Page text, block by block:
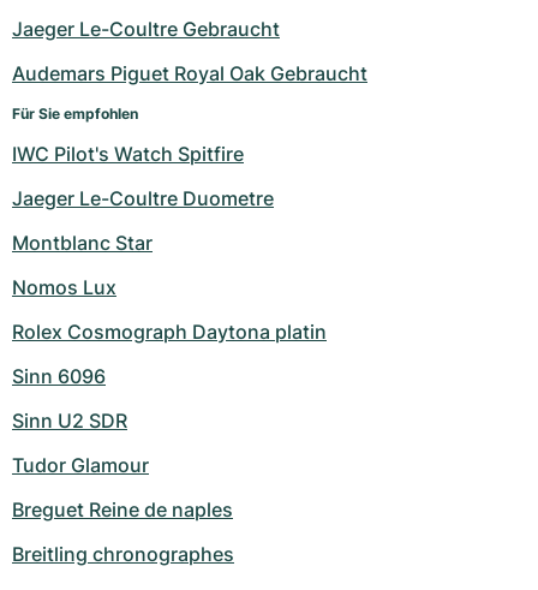
Jaeger Le-Coultre Gebraucht
Audemars Piguet Royal Oak Gebraucht
Für Sie empfohlen
IWC Pilot's Watch Spitfire
Jaeger Le-Coultre Duometre
Montblanc Star
Nomos Lux
Rolex Cosmograph Daytona platin
Sinn 6096
Sinn U2 SDR
Tudor Glamour
Breguet Reine de naples
Breitling chronographes